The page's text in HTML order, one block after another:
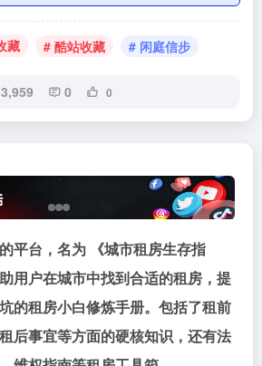
藏 # 酷站收藏 # 闲庭信步
3,959 0 0
平台，名为 《城市租房生存指
用户在城市中找到合适的租房，提
的租房小白修炼手册。包括了租前
后事宜等方面的硬核知识，还有法